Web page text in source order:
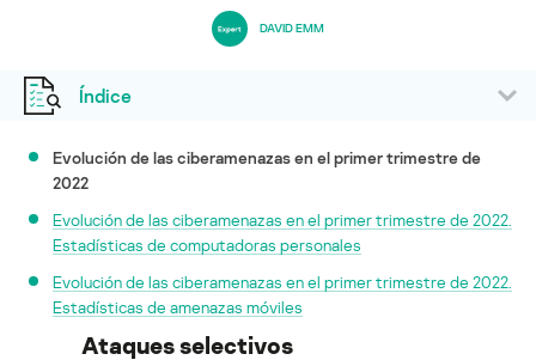
DAVID EMM
Índice
Evolución de las ciberamenazas en el primer trimestre de
2022
Evolución de las ciberamenazas en el primer trimestre de 2022.
Estadísticas de computadoras personales
Evolución de las ciberamenazas en el primer trimestre de 2022.
Estadísticas de amenazas móviles
Ataques selectivos